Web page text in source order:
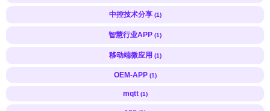
中控技术分享 (1)
智慧行业APP (1)
移动端微应用 (1)
OEM-APP (1)
mqtt (1)